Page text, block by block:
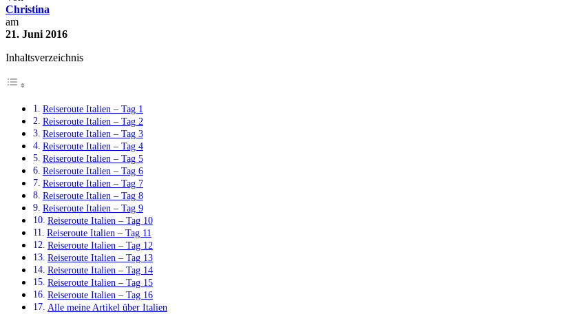
Christina
am
21. Juni 2016
Inhaltsverzeichnis
Reiseroute Italien – Tag 1
Reiseroute Italien – Tag 2
Reiseroute Italien – Tag 3
Reiseroute Italien – Tag 4
Reiseroute Italien – Tag 5
Reiseroute Italien – Tag 6
Reiseroute Italien – Tag 7
Reiseroute Italien – Tag 8
Reiseroute Italien – Tag 9
Reiseroute Italien – Tag 10
Reiseroute Italien – Tag 11
Reiseroute Italien – Tag 12
Reiseroute Italien – Tag 13
Reiseroute Italien – Tag 14
Reiseroute Italien – Tag 15
Reiseroute Italien – Tag 16
Alle meine Artikel über Italien